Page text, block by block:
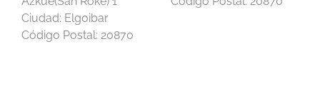
Ciudad: Elgoibar
Código Postal: 20870